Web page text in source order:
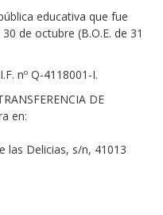
educativa que fue
de octubre (B.O.E. de 31
nº Q-4118001-I.
DE
en:
las Delicias, s/n, 41013